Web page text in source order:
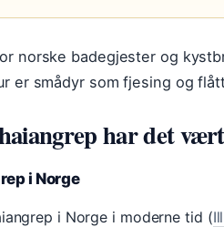
norske badegjester og
er smådyr som fjesing og
har det
i Norge
i Norge i moderne tid (